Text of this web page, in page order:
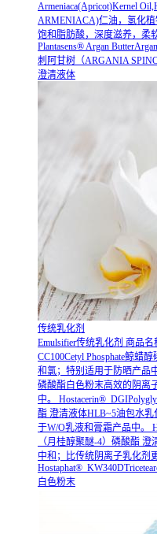
Armeniaca(Apricot)Kernel
ARMENIACA)仁油，氢化植
饱和脂肪酸，深度滋养，柔
Plantasens® Argan
刺阿甘树（ARGANIA
澄清液体
传统乳化剂
Emulsifier传统乳化剂 商品
CC100Cetyl Phosphate鲸蜡
和氯；特别适用于防晒产品
磷酸酯白色粉末高效的阴离
中。 Hostacerin®
酯 澄清液体HLB~5油包水
于W/O乳液和膏霜产品中。
（月桂醇聚醚-4）磷酸酯
中和；比传统阴离子乳化剂
Hostaphat®
白色粉末